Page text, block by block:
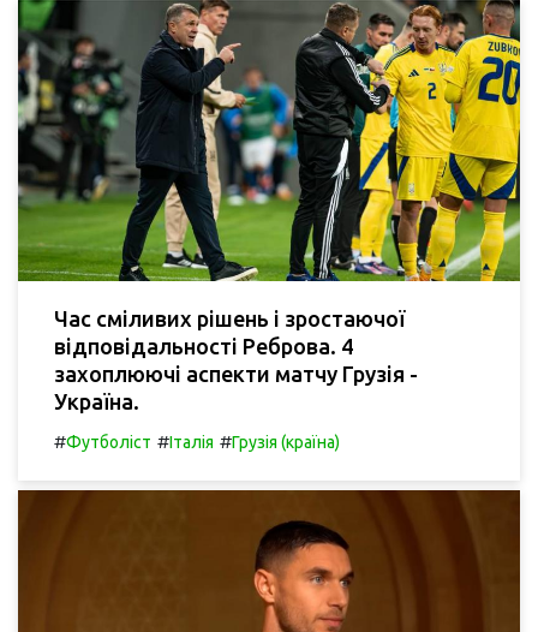
Час сміливих рішень і зростаючої
відповідальності Реброва. 4
захоплюючі аспекти матчу Грузія -
Україна.
#Футболіст #Італія #Грузія (країна)